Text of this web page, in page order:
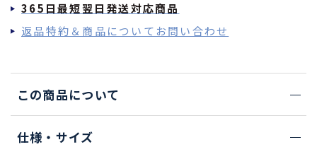
365日最短翌日発送対応商品
返品特約＆商品についてお問い合わせ
この商品について
仕様・サイズ